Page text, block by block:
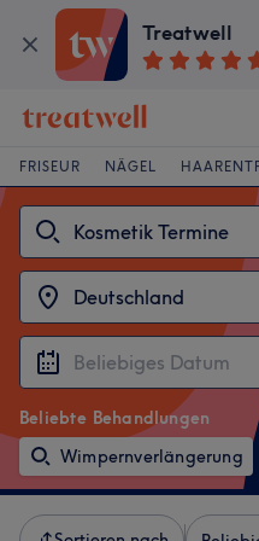
Treatwell
FRISEUR NÄGEL
Beliebte Behandlungen
Wimpernverlängerung